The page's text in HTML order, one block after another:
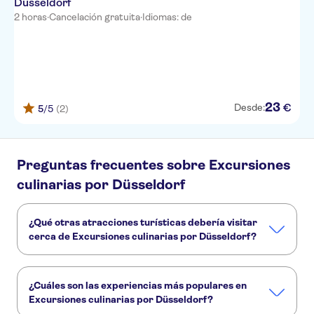
2 horas·Cancelación gratuita·Idiomas: de
5/5 (2) Desde:23 €
Preguntas frecuentes sobre Excursiones
culinarias por Düsseldorf
¿Qué otras atracciones turísticas debería visitar
cerca de Excursiones culinarias por Düsseldorf?
Río Rin MedienHafen
Casco antiguo de Düsseldorf
¿Cuáles son las experiencias más populares en
Excursiones culinarias por Düsseldorf?